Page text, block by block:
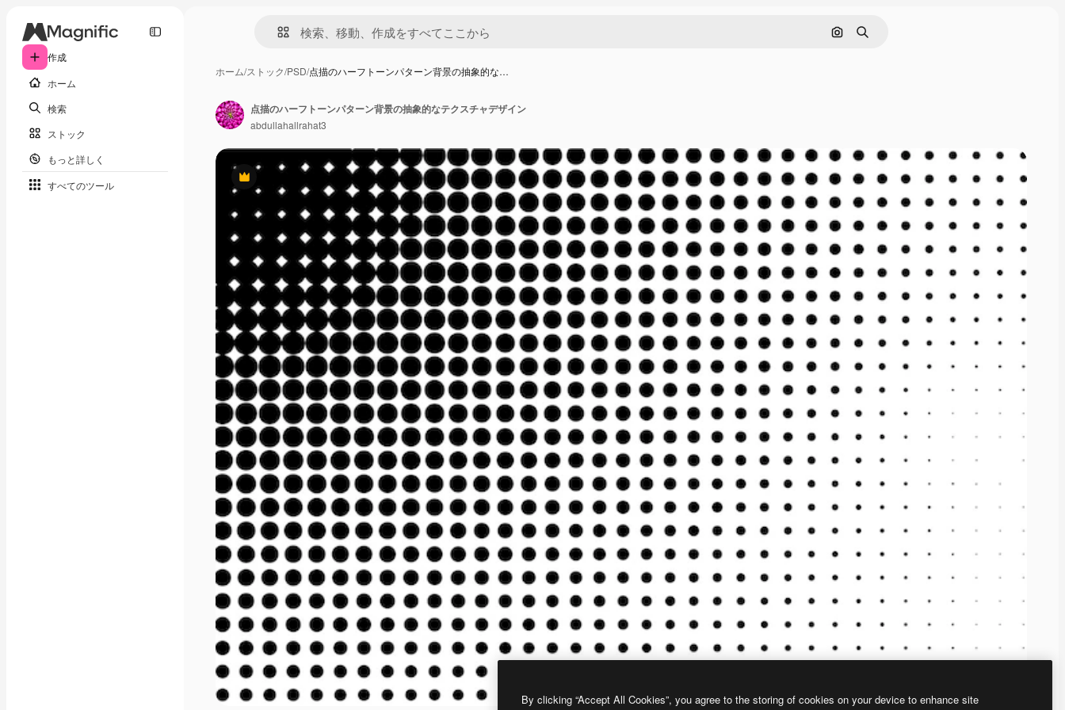
作成
ホーム
検索
ストック
もっと詳しく
すべてのツール
画像で検索
検索
ホーム/ストック/PSD/点描のハーフトーンパターン背景の抽象的な…
Premium
点描のハーフトーンパターン背景の抽象的なテクスチャデザイン
abdullahallrahat3
By clicking “Accept All Cookies”, you agree to the storing of cookies on your device to enhance site